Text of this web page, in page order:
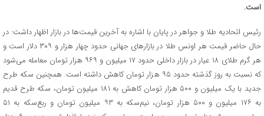
است.
رئیس اتحادیه طلا و جواهر در پایان با اشاره به آخرین قیمت‌ها در بازار اظهار داشت: در
حال حاضر قیمت هر اونس طلا در بازارهای جهانی حدود چهار هزار و ۳۰۹ دلار است و
هر گرم طلای ۱۸ عیار در بازار داخلی حدود ۱۷ میلیون و ۹۶۹ هزار تومان معامله می‌شود
که نسبت به روز گذشته حدود ۹۵ هزار تومان کاهش داشته است. همچنین سکه طرح
جدید با یک میلیون و ۵۰۰ هزار تومان کاهش به ۱۸۱ میلیون تومان، سکه طرح قدیم
به ۱۷۶ میلیون و ۵۰۰ هزار تومان، نیم‌سکه به ۹۳ میلیون تومان و ربع‌سکه به ۵۱